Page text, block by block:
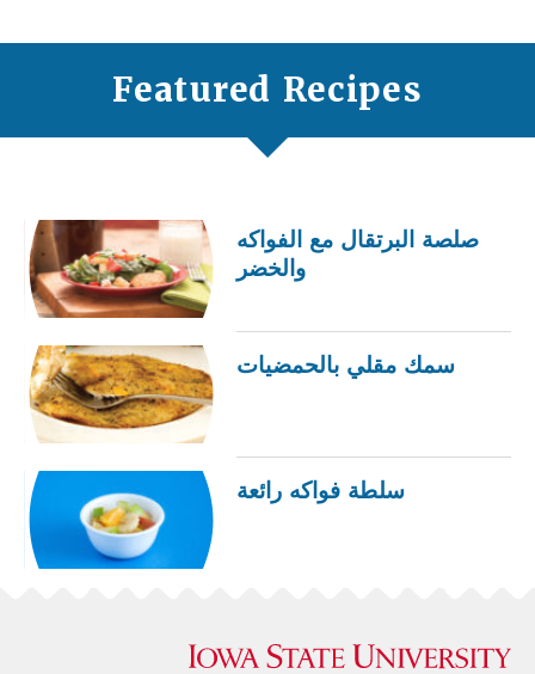
Featured Recipes
صلصة البرتقال مع الفواكه
والخضر
سمك مقلي بالحمضيات
سلطة فواكه رائعة